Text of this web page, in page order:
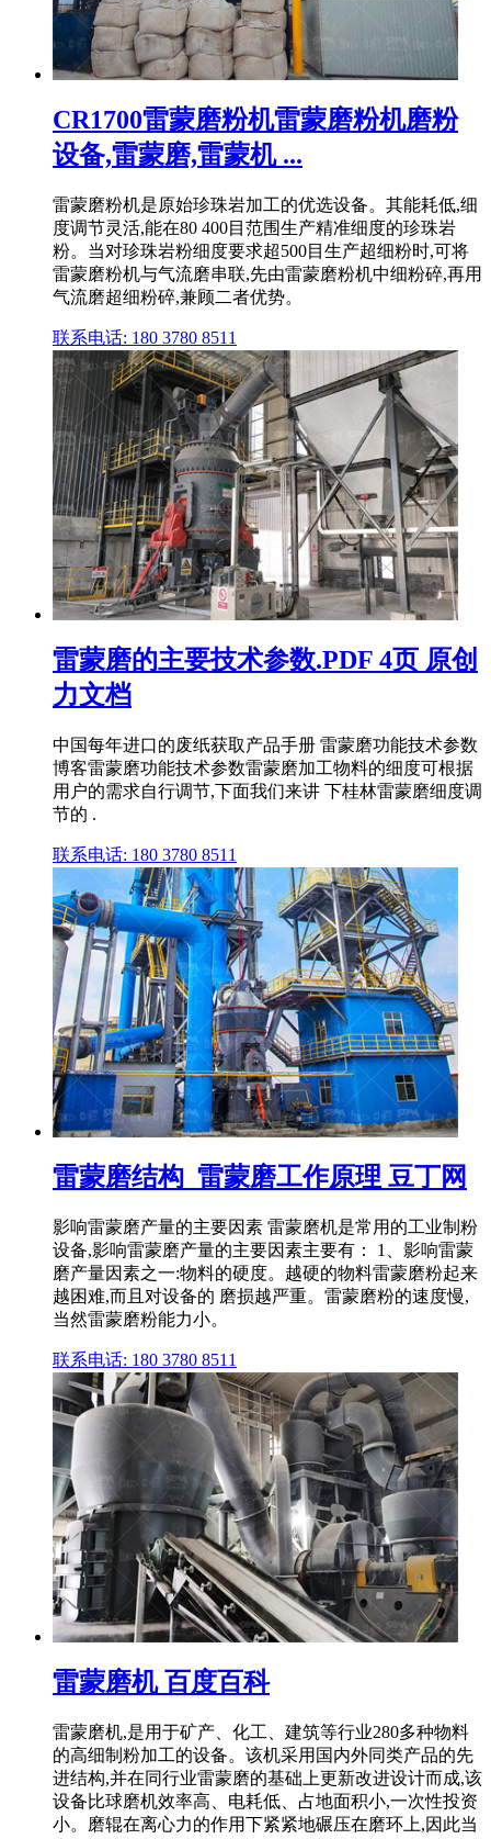
CR1700雷蒙磨粉机雷蒙磨粉机磨粉
设备,雷蒙磨,雷蒙机 ...
雷蒙磨粉机是原始珍珠岩加工的优选设备。其能耗低,细
度调节灵活,能在80 400目范围生产精准细度的珍珠岩
粉。当对珍珠岩粉细度要求超500目生产超细粉时,可将
雷蒙磨粉机与气流磨串联,先由雷蒙磨粉机中细粉碎,再用
气流磨超细粉碎,兼顾二者优势。
联系电话: 180 3780 8511
雷蒙磨的主要技术参数.PDF 4页 原创
力文档
中国每年进口的废纸获取产品手册 雷蒙磨功能技术参数
博客雷蒙磨功能技术参数雷蒙磨加工物料的细度可根据
用户的需求自行调节,下面我们来讲 下桂林雷蒙磨细度调
节的 .
联系电话: 180 3780 8511
雷蒙磨结构_雷蒙磨工作原理 豆丁网
影响雷蒙磨产量的主要因素 雷蒙磨机是常用的工业制粉
设备,影响雷蒙磨产量的主要因素主要有： 1、影响雷蒙
磨产量因素之一:物料的硬度。越硬的物料雷蒙磨粉起来
越困难,而且对设备的 磨损越严重。雷蒙磨粉的速度慢,
当然雷蒙磨粉能力小。
联系电话: 180 3780 8511
雷蒙磨机 百度百科
雷蒙磨机,是用于矿产、化工、建筑等行业280多种物料
的高细制粉加工的设备。该机采用国内外同类产品的先
进结构,并在同行业雷蒙磨的基础上更新改进设计而成,该
设备比球磨机效率高、电耗低、占地面积小,一次性投资
小。磨辊在离心力的作用下紧紧地碾压在磨环上,因此当